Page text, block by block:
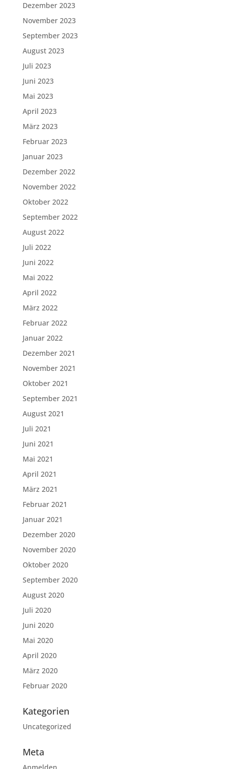
Dezember 2023
November 2023
September 2023
August 2023
Juli 2023
Juni 2023
Mai 2023
April 2023
März 2023
Februar 2023
Januar 2023
Dezember 2022
November 2022
Oktober 2022
September 2022
August 2022
Juli 2022
Juni 2022
Mai 2022
April 2022
März 2022
Februar 2022
Januar 2022
Dezember 2021
November 2021
Oktober 2021
September 2021
August 2021
Juli 2021
Juni 2021
Mai 2021
April 2021
März 2021
Februar 2021
Januar 2021
Dezember 2020
November 2020
Oktober 2020
September 2020
August 2020
Juli 2020
Juni 2020
Mai 2020
April 2020
März 2020
Februar 2020
Kategorien
Uncategorized
Meta